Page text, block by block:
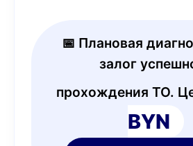
📅 Плановая
залог
прохождения ТО.
BYN